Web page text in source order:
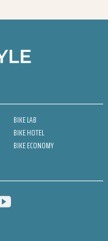
BIKE LAB
BIKE HOTEL
BIKE ECONOMY